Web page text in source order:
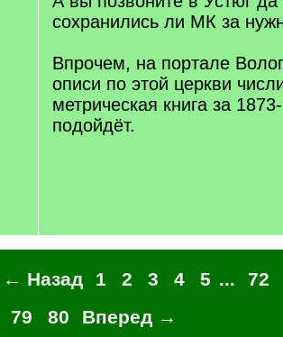
сохранились ли МК за
Впрочем, на портале
описи по этой церкви
метрическая книга за
подойдёт.
← Назад 1 2 3 4 5 ...
72
79 80 Вперед →